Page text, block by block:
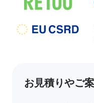
お見積りやご